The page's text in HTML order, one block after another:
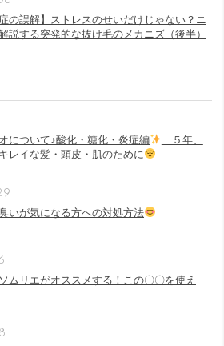
症の誤解】ストレスのせいだけじゃない？ニ
説する突発的な抜け毛のメカニズ（後半）
について♪酸化・糖化・炎症編
５年、
レイな髪・頭皮・肌のために
いが気になる方への対処方法
ムリエがオススメする！この〇〇を使え